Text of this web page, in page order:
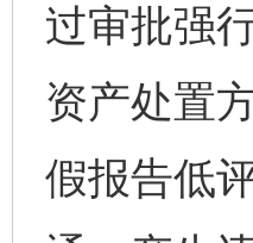
过审批强
资产处置
假报告低